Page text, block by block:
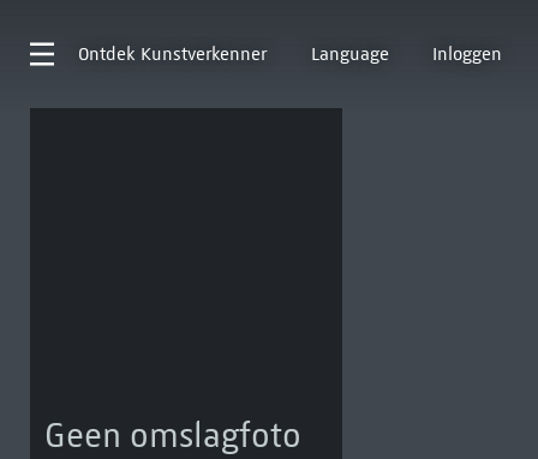
Ontdek Kunstverkenner Language Inloggen
Geen omslagfoto